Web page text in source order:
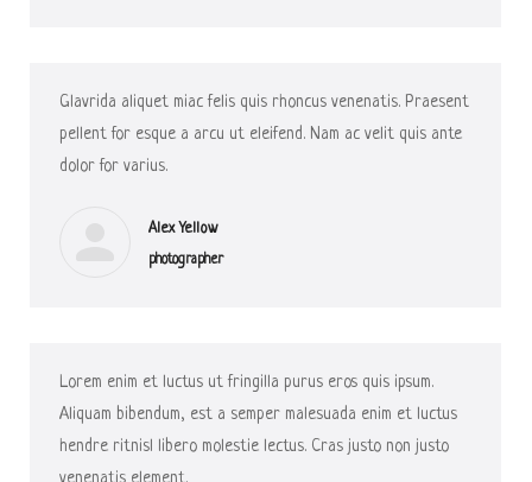
Glavrida aliquet miac felis quis rhoncus venenatis. Praesent
pellent for esque a arcu ut eleifend. Nam ac velit quis ante
dolor for varius.
Alex Yellow
photographer
Lorem enim et luctus ut fringilla purus eros quis ipsum.
Aliquam bibendum, est a semper malesuada enim et luctus
hendre ritnisl libero molestie lectus. Cras justo non justo